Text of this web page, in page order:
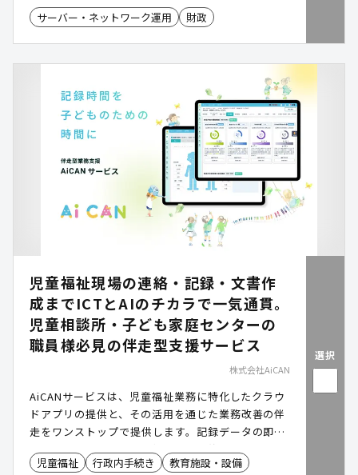
のコスト把握や予算策定を支援します。 日本語対応
のシンプルなダッシュボードにより、クラウド運用
サーバー・ネットワーク運用 財政
児童福祉現場の連絡・記録・文書作
成までICTとAIのチカラで一気通貫。
児童相談所・子ども家庭センターの
職員様必見の伴走型支援サービス
株式会社AiCAN
AiCANサービスは、児童福祉業務に特化したクラウ
ドアプリの提供と、その活用を通じた業務改善の伴
走をワンストップで提供します。記録データの即時
入力、AIによるリスク評価や文章要約支援、そして
専門スタッフによる伴走支援など、“現場ファース
児童福祉 行政内手続き 教育施設・設備
選択